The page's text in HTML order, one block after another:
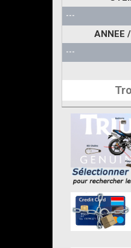
ANNEE